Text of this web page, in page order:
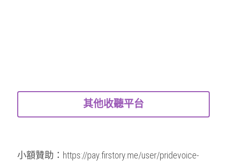
其他收聽平台
小額贊助： https://pay.firstory.me/user/pridevoice-